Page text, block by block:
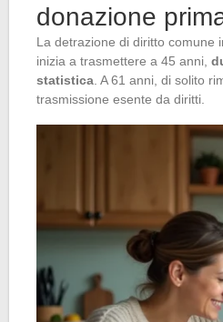
donazione
La detrazione di diritto comune
inizia a trasmettere a 45 anni,
statistica . A 61 anni, di solito
trasmissione esente da diritti.